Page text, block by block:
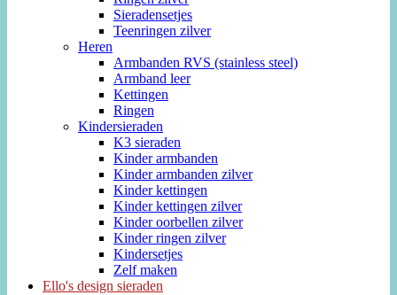
Sieradensetjes
Teenringen zilver
Heren
Armbanden RVS (stainless steel)
Armband leer
Kettingen
Ringen
Kindersieraden
K3 sieraden
Kinder armbanden
Kinder armbanden zilver
Kinder kettingen
Kinder kettingen zilver
Kinder oorbellen zilver
Kinder ringen zilver
Kindersetjes
Zelf maken
Ello's design sieraden